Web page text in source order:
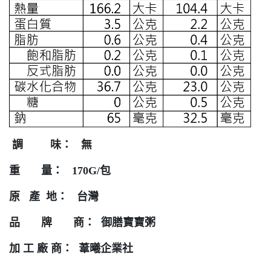
調 味： 無
重 量： 170G/包
原 產 地： 台灣
品 牌 商： 御膳寶寶粥
加 工 廠 商： 葦曦企業社